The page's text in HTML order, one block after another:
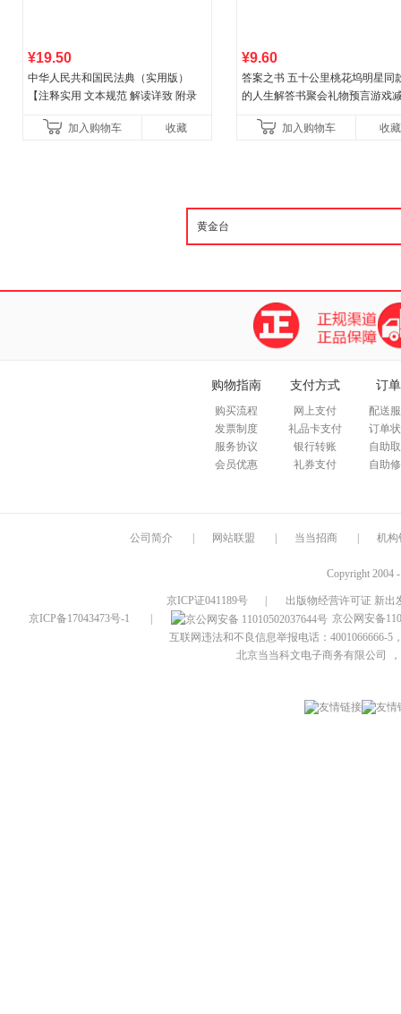
¥19.50
中华人民共和国民法典（实用版）
【注释实用 文本规范 解读详致 附录
加入购物车
收藏
¥9.60
答案之书 五十公里桃花坞明星同
的人生解答书聚会礼物预言游戏
加入购物车
收藏
购物指南
购买流程
发票制度
服务协议
会员优惠
支付方式
网上支付
礼品卡支付
银行转账
礼券支付
订
配送
订单
自助
自助
公司简介 网站联盟 当当招商 机构
Copyright 2004
京ICP证041189号
出版物经营许可证 新出
京ICP备17043473号-1
京公网安备
互联网违法和不良信息举报电话：4001066666-5
北京当当科文电子商务有限公司